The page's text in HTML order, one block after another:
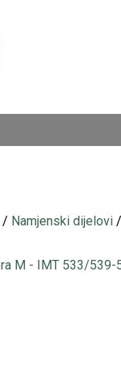
/ Namjenski dijelovi